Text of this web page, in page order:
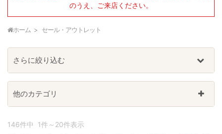
のうえ、ご来店ください。
ホーム セール・アウトレット
146件中 1件～20件表示
さらに絞り込む
他のカテゴリ